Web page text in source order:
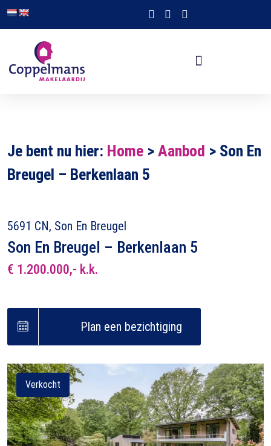
Je bent nu hier: Home > Aanbod > Son En
Breugel – Berkenlaan 5
5691 CN, Son En Breugel
Son En Breugel – Berkenlaan 5
€ 1.200.000,- k.k.
Plan een bezichtiging
Verkocht